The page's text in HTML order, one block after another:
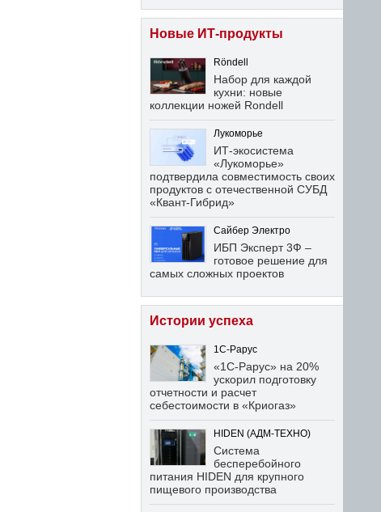
Новые ИТ-продукты
Röndell
Набор для каждой
кухни: новые
коллекции ножей Rondell
Лукоморье
ИТ-экосистема
«Лукоморье»
подтвердила совместимость своих
продуктов с отечественной СУБД
«Квант-Гибрид»
Сайбер Электро
ИБП Эксперт 3Ф –
готовое решение для
самых сложных проектов
Истории успеха
1С-Рарус
«1С-Рарус» на 20%
ускорил подготовку
отчетности и расчет
себестоимости в «Криогаз»
HIDEN (АДМ-ТЕХНО)
Система
бесперебойного
питания HIDEN для крупного
пищевого производства